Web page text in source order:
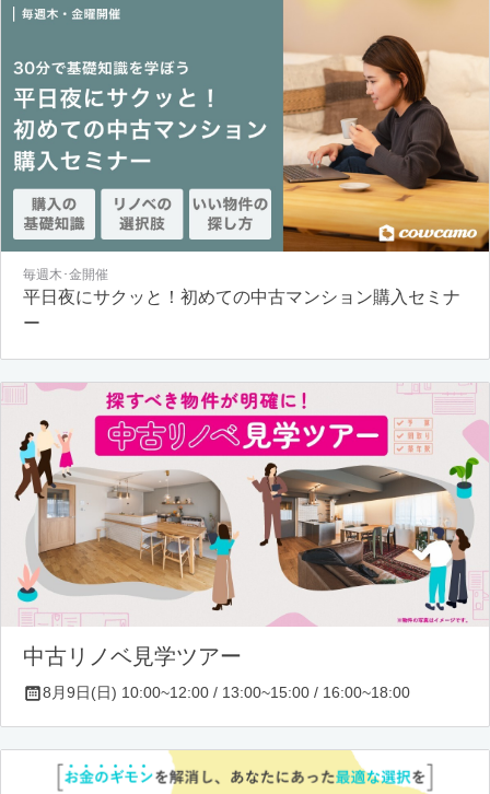
毎週木･金開催
平日夜にサクッと！初めての中古マンション購入セミナ
ー
中古リノベ見学ツアー
8月9日(日) 10:00~12:00 / 13:00~15:00 / 16:00~18:00